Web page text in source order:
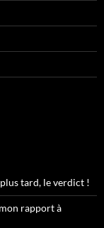
tard, le verdict !
rapport à